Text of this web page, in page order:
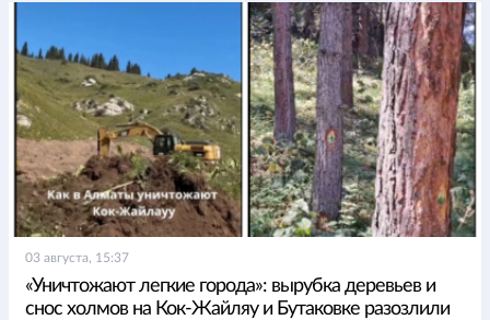
03 августа, 15:37
«Уничтожают легкие города»: вырубка деревьев и
снос холмов на Кок-Жайляу и Бутаковке разозлили